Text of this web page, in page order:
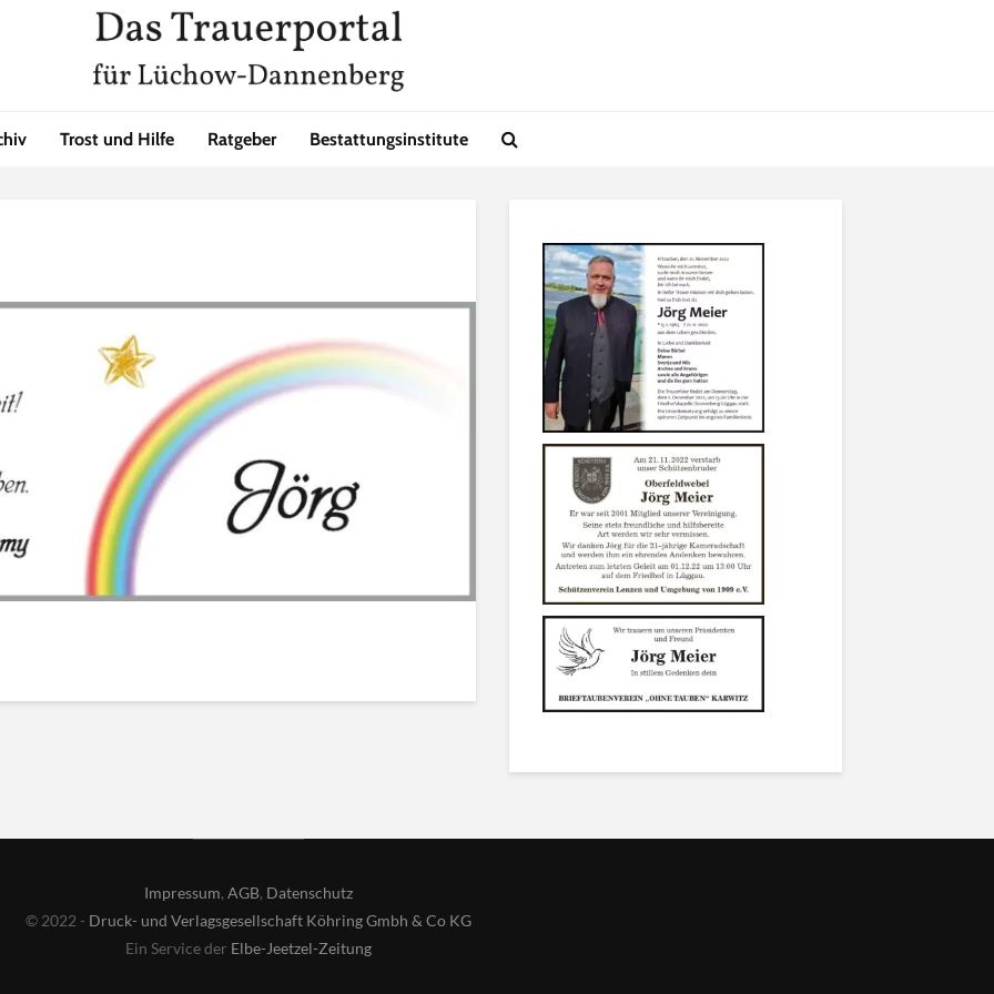
Trost und Hilfe Ratgeber Bestattungsinstitute
Impressum, AGB, Datenschutz
© 2022 - Druck- und Verlagsgesellschaft Köhring Gmbh & Co KG
Ein Service der Elbe-Jeetzel-Zeitung